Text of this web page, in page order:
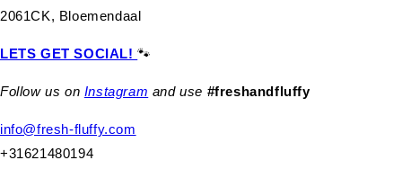
2061CK, Bloemendaal
LETS GET SOCIAL!🐾
Follow us on Instagram and use #freshandfluffy
info@fresh-fluffy.com
+31621480194